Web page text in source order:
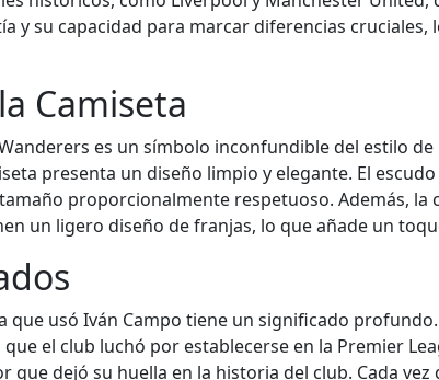
y su capacidad para marcar diferencias
Camiseta
es un símbolo inconfundible del estilo
presenta un diseño limpio y elegante. El
proporcionalmente respetuoso. Además, la
un ligero diseño de franjas, lo que añade un
que usó Iván Campo tiene un significado
el club luchó por establecerse en la Premier
dejó su huella en la historia del club. Cada